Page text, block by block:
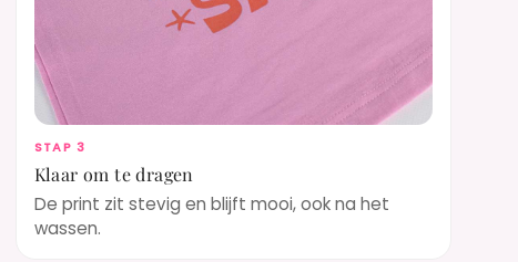
STAP 3
Klaar om te dragen
De print zit stevig en blijft mooi, ook na het
wassen.